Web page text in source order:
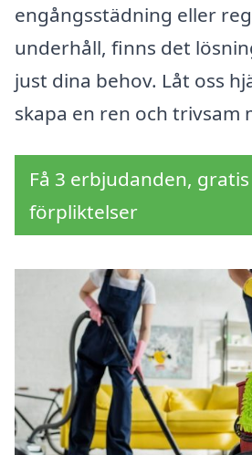
engångsstädning eller
underhåll, finns det
just dina behov. Låt oss
skapa en ren och trivsam
Få 3 erbjudanden,
förpliktelser